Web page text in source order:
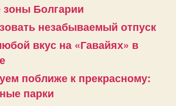
Болгарии
незабываемый отпуск
вкус на «Гавайях» в
поближе к прекрасному:
парки